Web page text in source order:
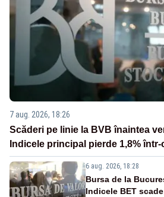
7 aug. 2026, 18:26
Scăderi pe linie la BVB înaintea
Indicele principal pierde 1,8%
6 aug. 2026, 18:28
Bursa de la
Indicele BET